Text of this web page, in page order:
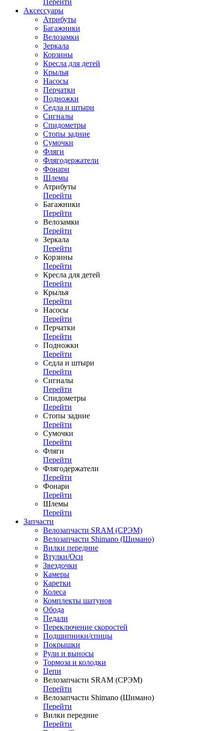
Перейти
Аксессуары
Атрибуты
Багажники
Велозамки
Зеркала
Корзины
Кресла для детей
Крылья
Насосы
Перчатки
Подножки
Седла и штыри
Сигналы
Спидометры
Стопы задние
Сумочки
Фляги
Флягодержатели
Фонари
Шлемы
Атрибуты
Перейти
Багажники
Перейти
Велозамки
Перейти
Зеркала
Перейти
Корзины
Перейти
Кресла для детей
Перейти
Крылья
Перейти
Насосы
Перейти
Перчатки
Перейти
Подножки
Перейти
Седла и штыри
Перейти
Сигналы
Перейти
Спидометры
Перейти
Стопы задние
Перейти
Сумочки
Перейти
Фляги
Перейти
Флягодержатели
Перейти
Фонари
Перейти
Шлемы
Перейти
Запчасти
Велозапчасти SRAM (СРЭМ)
Велозапчасти Shimano (Шимано)
Вилки передние
Втулки/Оси
Звездочки
Камеры
Каретки
Колеса
Комплекты шатунов
Обода
Педали
Переключение скоростей
Подшипники/спицы
Покрышки
Рули и выносы
Тормоза и колодки
Цепи
Велозапчасти SRAM (СРЭМ)
Перейти
Велозапчасти Shimano (Шимано)
Перейти
Вилки передние
Перейти